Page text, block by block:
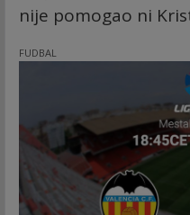
nije pomogao ni
FUDBAL